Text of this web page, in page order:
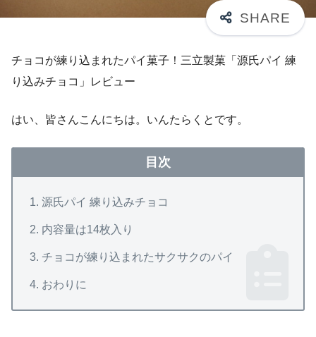
チョコが練り込まれたパイ菓子！三立製菓「源氏パイ 練
り込みチョコ」レビュー
はい、皆さんこんにちは。いんたらくとです。
目次
源氏パイ 練り込みチョコ
内容量は14枚入り
チョコが練り込まれたサクサクのパイ
おわりに